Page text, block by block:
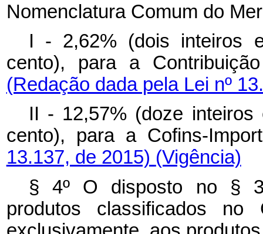
Nomenclatura Comum do
I - 2,62% (dois inteiros
cento), para a
(Redação dada pela Lei nº
II - 12,57% (doze
cento), para a Cofins-
13.137, de 2015) (Vigência)
§ 4º O disposto no §
produtos classificados